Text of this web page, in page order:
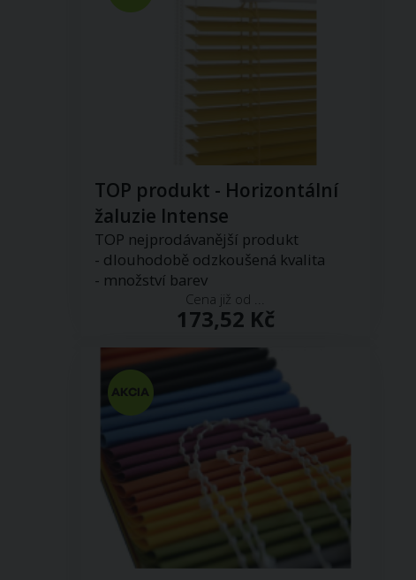
TOP produkt - Horizontální
žaluzie Intense
TOP nejprodávanější produkt
- dlouhodobě odzkoušená kvalita
- množství barev
Cena již od ...
173,52 Kč